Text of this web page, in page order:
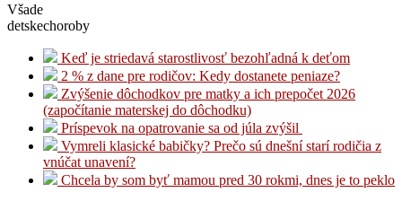
Všade
detskechoroby
Keď je striedavá starostlivosť bezohľadná k deťom
2 % z dane pre rodičov: Kedy dostanete peniaze?
Zvýšenie dôchodkov pre matky a ich prepočet 2026
(započítanie materskej do dôchodku)
Príspevok na opatrovanie sa od júla zvýšil
Vymreli klasické babičky? Prečo sú dnešní starí rodičia z
vnúčat unavení?
Chcela by som byť mamou pred 30 rokmi, dnes je to peklo